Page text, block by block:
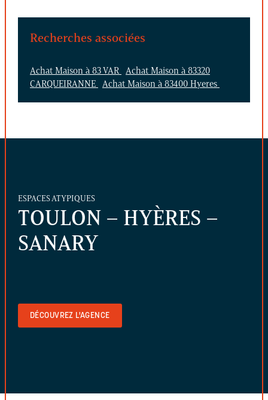
Recherches associées
Achat Maison à 83 VAR
Achat Maison à 83320
CARQUEIRANNE
Achat Maison à 83400 Hyeres
ESPACES ATYPIQUES
TOULON – HYÈRES –
SANARY
DÉCOUVREZ L'AGENCE